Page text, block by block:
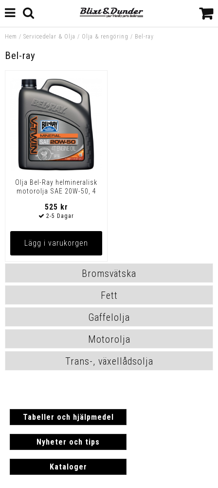
Hem / Servicedelar & Olja / Olja & rengöring / Bel-ray
Bel-ray
Olja Bel-Ray helmineralisk
motorolja SAE 20W-50, 4
525 kr
Lägg i varukorgen
Bromsvätska
Fett
Gaffelolja
Motorolja
Trans-, växellådsolja
Tabeller och hjälpmedel
Nyheter och tips
Kataloger